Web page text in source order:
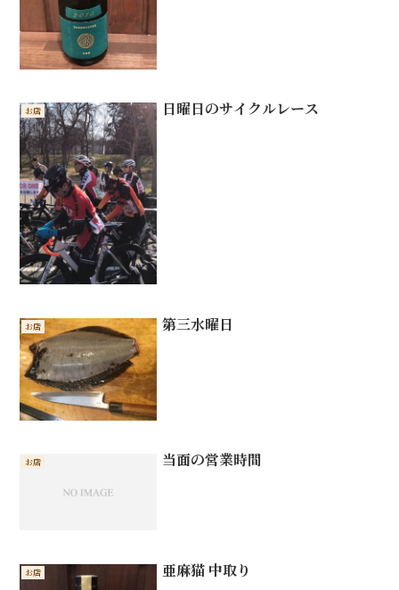
お店 日曜日のサイクルレース
お店 第三水曜日
お店 当面の営業時間
お店 亜麻猫 中取り